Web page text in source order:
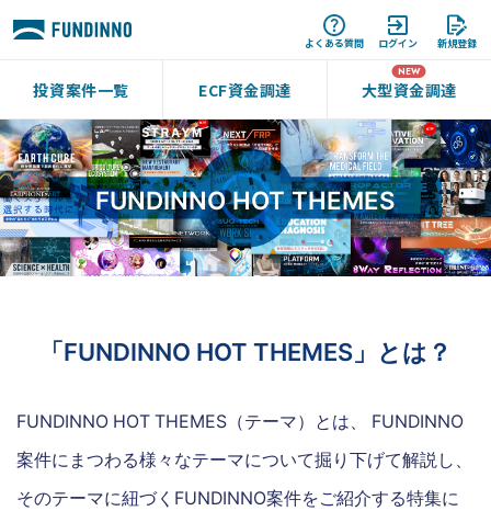
よくある質問 ログイン 新規登録
投資案件一覧 ECF資金調達 大型資金調達
FUNDINNO HOT THEMES
「FUNDINNO HOT THEMES」とは？
FUNDINNO HOT THEMES（テーマ）とは、 FUNDINNO
案件にまつわる様々なテーマについて掘り下げて解説し、
そのテーマに紐づくFUNDINNO案件をご紹介する特集に